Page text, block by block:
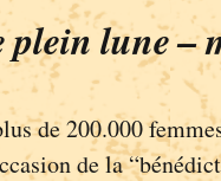
lune –
de 200.000
de la